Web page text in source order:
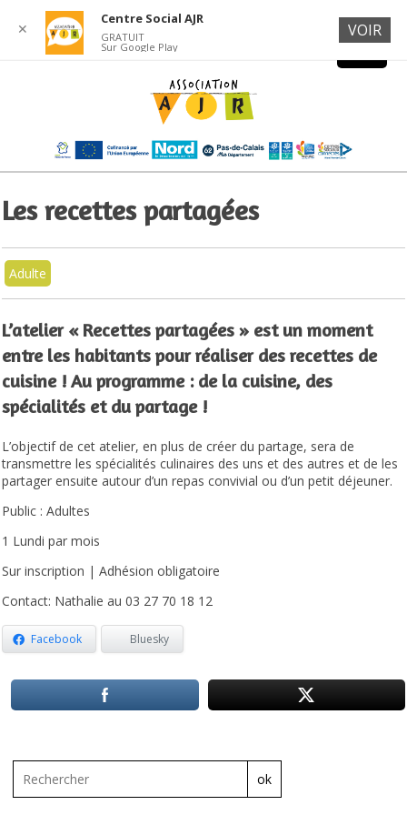
Les recettes partagées
Adulte
L’atelier « Recettes partagées » est un moment
entre les habitants pour réaliser des recettes de
cuisine ! Au programme : de la cuisine, des
spécialités et du partage !
L’objectif de cet atelier, en plus de créer du partage, sera de
transmettre les spécialités culinaires des uns et des autres et de les
partager ensuite autour d’un repas convivial ou d’un petit déjeuner.
Public : Adultes
1 Lundi par mois
Sur inscription | Adhésion obligatoire
Contact: Nathalie au 03 27 70 18 12
Facebook Bluesky
ok
✕
Centre Social AJR
GRATUIT
Sur Google Play
VOIR